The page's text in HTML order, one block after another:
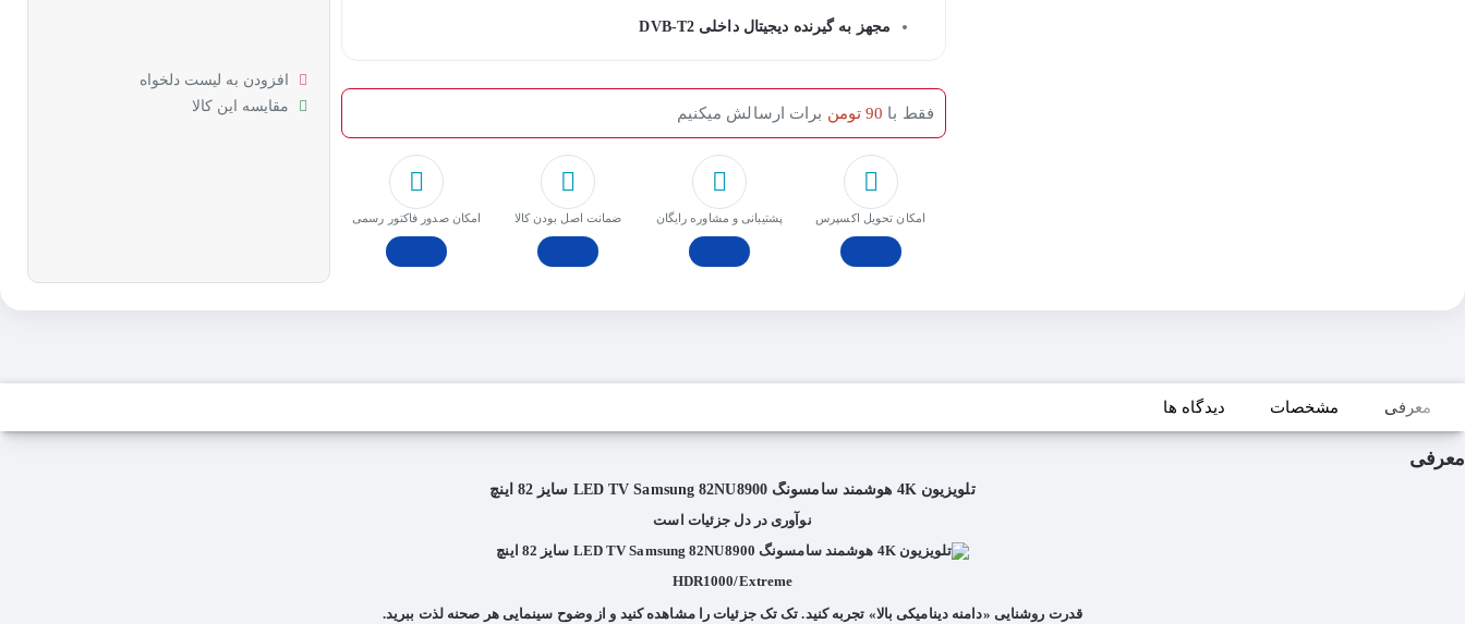
مجهز به گیرنده دیجیتال داخلی DVB-T2
امکان تحویل اکسپرس پشتیبانی و مشاوره رایگان ﺿﻤﺎﻧﺖ اﺻﻞ ﺑﻮدن ﮐﺎﻟﺎ امکان صدور فاکتور رسمی
فقط با 90 تومن برات ارسالش میکنیم
افزودن به لیست دلخواه
مقایسه این کالا
معرفی مشخصات دیدگاه ها
معرفی
تلویزیون 4K هوشمند سامسونگ LED TV Samsung 82NU8900 سایز 82 اینچ
نوآوری در دل جزئیات است
HDR1000/Extreme
قدرت روشنایی «دامنه دینامیکی بالا» تجربه کنید. تک تک جزئیات را مشاهده کنید و از وضوح سینمایی هر صحنه لذت ببرید.